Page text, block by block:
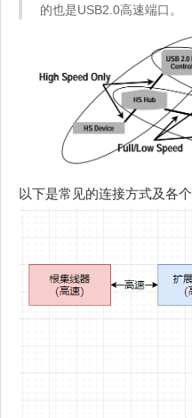
的也是USB2.0高速端口。
以下是常见的连接方式及各